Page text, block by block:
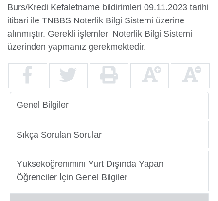
Burs/Kredi Kefaletname bildirimleri 09.11.2023 tarihi
itibari ile TNBBS Noterlik Bilgi Sistemi üzerine
alınmıştır. Gerekli işlemleri Noterlik Bilgi Sistemi
üzerinden yapmanız gerekmektedir.
Genel Bilgiler
Sıkça Sorulan Sorular
Yükseköğrenimini Yurt Dışında Yapan
Öğrenciler İçin Genel Bilgiler
Genç Bilgi
Sistemi
Spor Bilgi
Sistemi
Kredi/Yurt
İşlemleri
Kredi/Yurt E-
Ödeme
Kredi Borcu
Kredi/Bursum
Yurtdışı
Öğrenciler